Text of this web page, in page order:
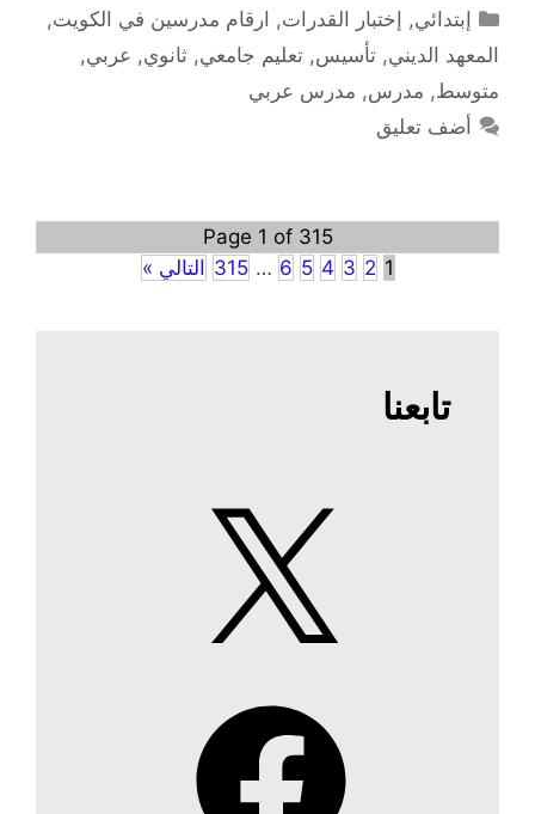
التصنيفات
إبتدائي, إختبار القدرات, ارقام مدرسين في الكويت,
المعهد الديني, تأسيس, تعليم جامعي, ثانوي, عربي,
متوسط, مدرس, مدرس عربي
أضف تعليق
Page 1 of 315
1
2
3
4
5
6
…
315 التالي »
تابعنا
Facebook